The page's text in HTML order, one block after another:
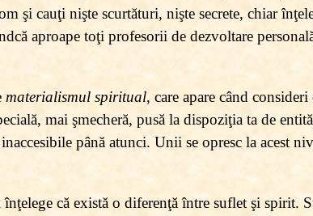
şi cauţi nişte scurtături, nişte secrete, chiar
aproape toţi profesorii de dezvoltare
materialismul spiritual, care apare când
mai şmecheră, pusă la dispoziţia ta de
până atunci. Unii se opresc la acest
că există o diferenţă între suflet şi spirit.